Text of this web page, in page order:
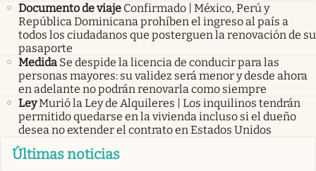
Documento de viaje Confirmado | México, Perú y
República Dominicana prohíben el ingreso al país a
todos los ciudadanos que posterguen la renovación de su
pasaporte
Medida Se despide la licencia de conducir para las
personas mayores: su validez será menor y desde ahora
en adelante no podrán renovarla como siempre
LeyMurió la Ley de Alquileres | Los inquilinos tendrán
permitido quedarse en la vivienda incluso si el dueño
desea no extender el contrato en Estados Unidos
Últimas noticias